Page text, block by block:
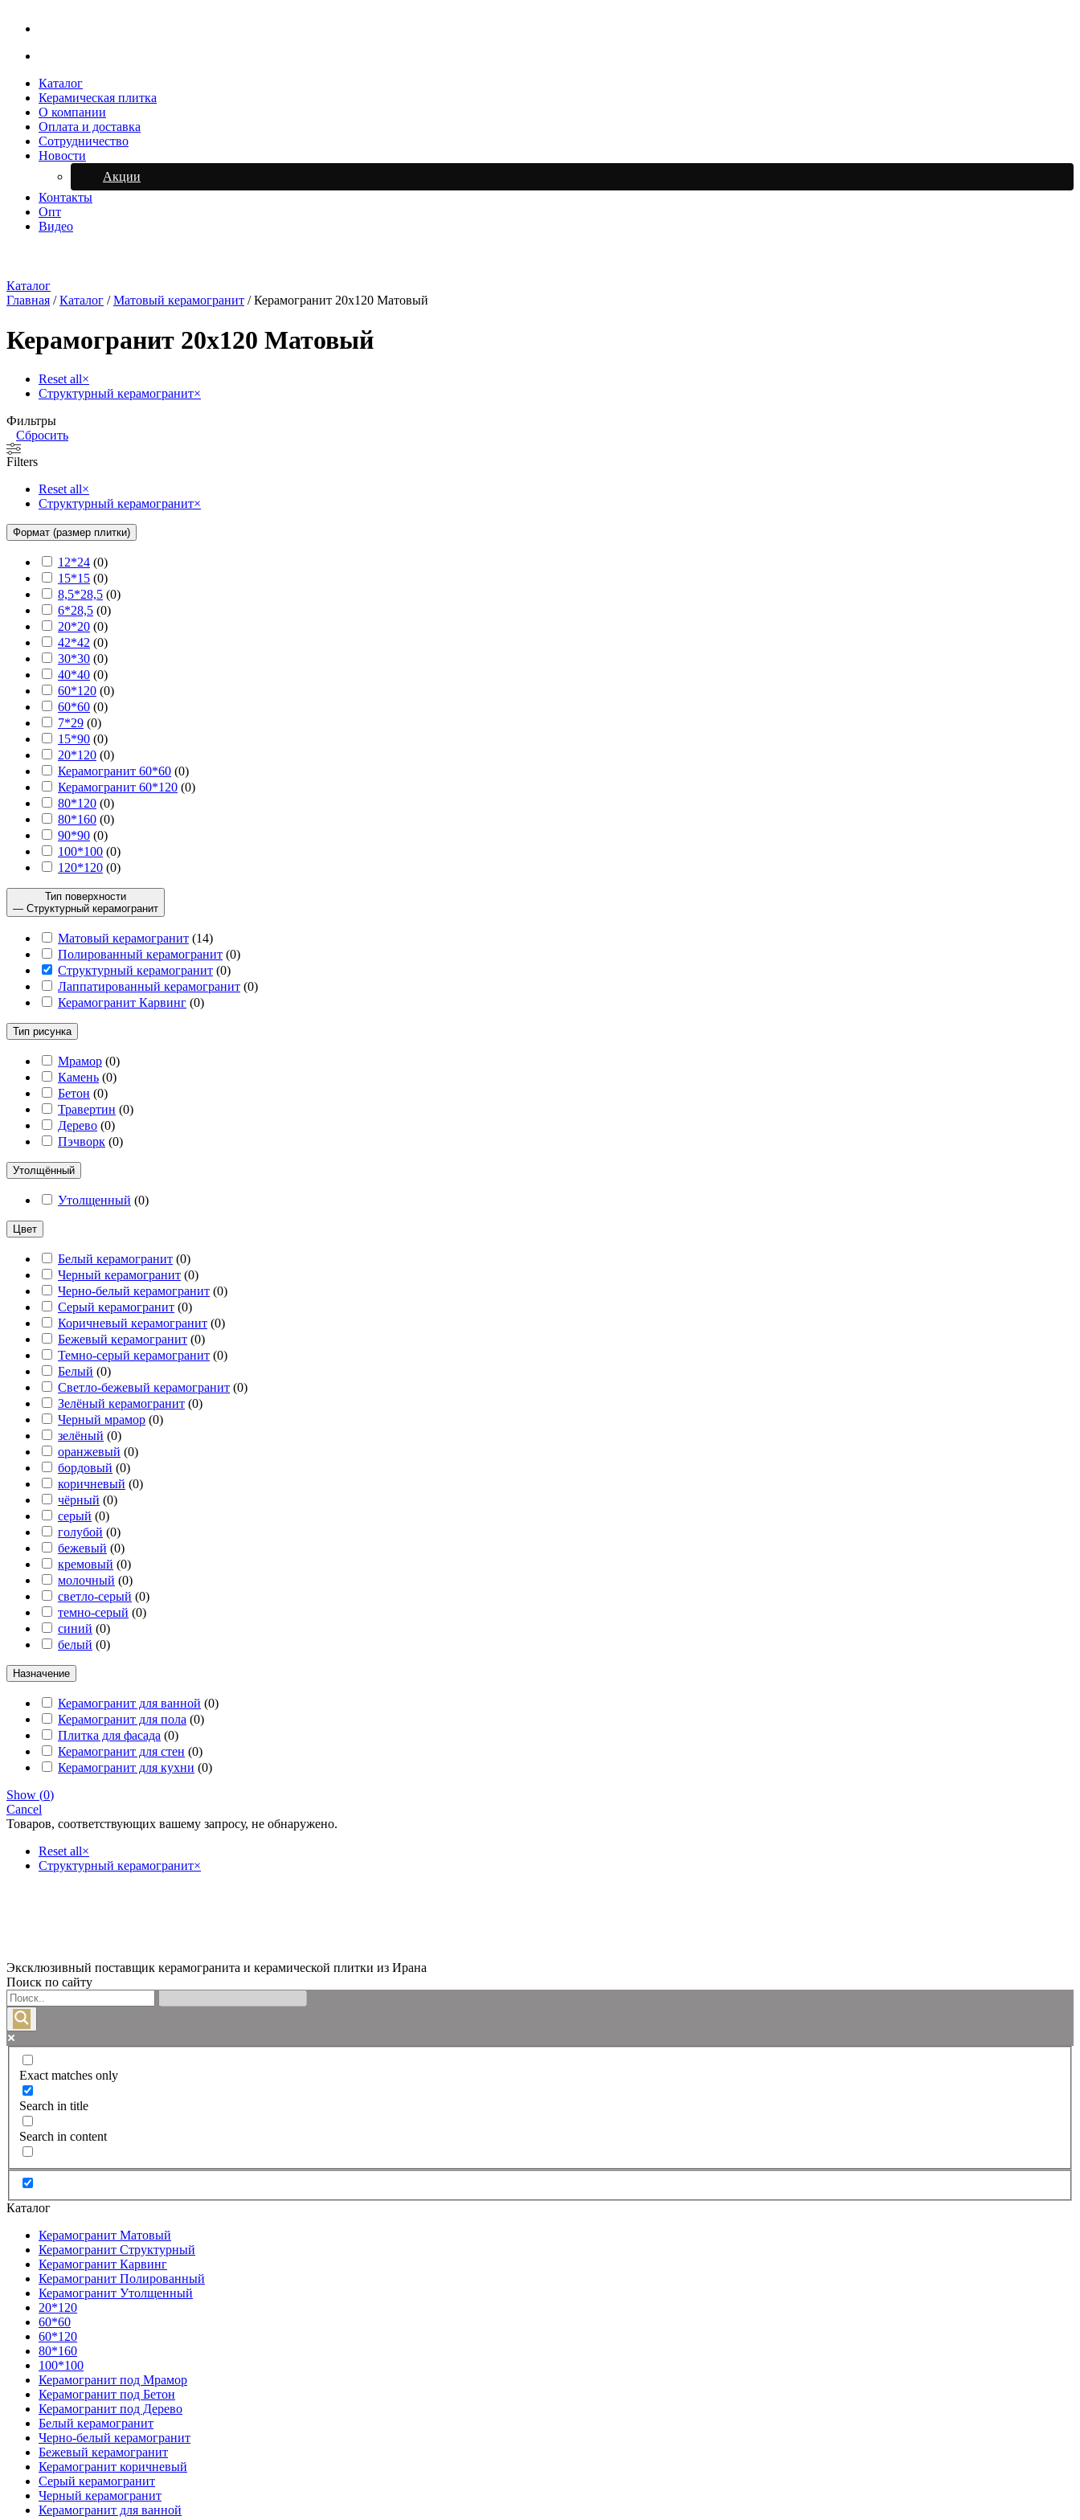
Каталог
Керамическая плитка
О компании
Оплата и доставка
Сотрудничество
Новости
Акции
Контакты
Опт
Видео
Каталог
Главная / Каталог / Матовый керамогранит /Керамогранит 20х120 Матовый
Керамогранит 20х120 Матовый
Reset all×
Структурный керамогранит×
Фильтры
Сбросить
Filters
Reset all×
Структурный керамогранит×
Формат (размер плитки)
12*24 (0)
15*15 (0)
8,5*28,5 (0)
6*28,5 (0)
20*20 (0)
42*42 (0)
30*30 (0)
40*40 (0)
60*120 (0)
60*60 (0)
7*29 (0)
15*90 (0)
20*120 (0)
Керамогранит 60*60 (0)
Керамогранит 60*120 (0)
80*120 (0)
80*160 (0)
90*90 (0)
100*100 (0)
120*120 (0)
Тип поверхности
— Структурный керамогранит
Матовый керамогранит (14)
Полированный керамогранит (0)
Структурный керамогранит (0)
Лаппатированный керамогранит (0)
Керамогранит Карвинг (0)
Тип рисунка
Мрамор (0)
Камень (0)
Бетон (0)
Травертин (0)
Дерево (0)
Пэчворк (0)
Утолщённый
Утолщенный (0)
Цвет
Белый керамогранит (0)
Черный керамогранит (0)
Черно-белый керамогранит (0)
Серый керамогранит (0)
Коричневый керамогранит (0)
Бежевый керамогранит (0)
Темно-серый керамогранит (0)
Белый (0)
Светло-бежевый керамогранит (0)
Зелёный керамогранит (0)
Черный мрамор (0)
зелёный (0)
оранжевый (0)
бордовый (0)
коричневый (0)
чёрный (0)
серый (0)
голубой (0)
бежевый (0)
кремовый (0)
молочный (0)
светло-серый (0)
темно-серый (0)
синий (0)
белый (0)
Назначение
Керамогранит для ванной (0)
Керамогранит для пола (0)
Плитка для фасада (0)
Керамогранит для стен (0)
Керамогранит для кухни (0)
Show (0)
Cancel
Товаров, соответствующих вашему запросу, не обнаружено.
Reset all×
Структурный керамогранит×
Эксклюзивный поставщик керамогранита и керамической плитки из Ирана
Поиск по сайту
Exact matches only
Search in title
Search in content
Каталог
Керамогранит Матовый
Керамогранит Структурный
Керамогранит Карвинг
Керамогранит Полированный
Керамогранит Утолщенный
20*120
60*60
60*120
80*160
100*100
Керамогранит под Мрамор
Керамогранит под Бетон
Керамогранит под Дерево
Белый керамогранит
Черно-белый керамогранит
Бежевый керамогранит
Керамогранит коричневый
Серый керамогранит
Черный керамогранит
Керамогранит для ванной